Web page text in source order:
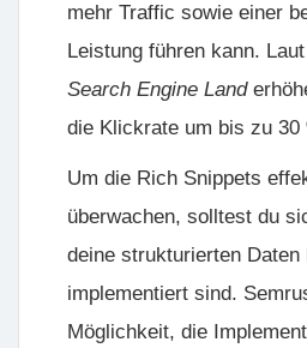
mehr Traffic sowie einer
Leistung führen kann.
Search Engine Land
die Klickrate um bis zu 30
Um die Rich Snippets
überwachen, solltest du
deine strukturierten Daten
implementiert sind.
Möglichkeit, die